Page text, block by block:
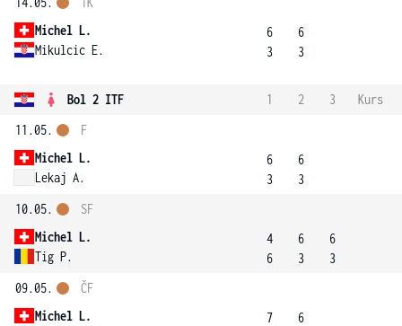
Michel L.
Mikulcic E.
6
3
6
3
Bol 2 ITF 1 2 3
Kurs
11.05.
Michel L.
Lekaj A.
F
6
3
6
3
10.05.
Michel L.
Tig P.
SF
4
6
6
3
6
3
09.05.
Michel L.
ČF
7
6